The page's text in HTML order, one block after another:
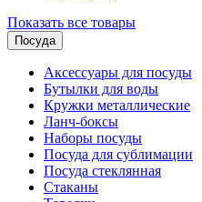
Показать все товары
Посуда
Аксессуары для посуды
Бутылки для воды
Кружки металлические
Ланч-боксы
Наборы посуды
Посуда для сублимации
Посуда стеклянная
Стаканы